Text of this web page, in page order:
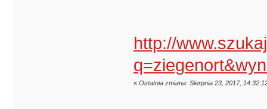
http://
« Ostatnia zmiana: Sierpnia 23, 2017,